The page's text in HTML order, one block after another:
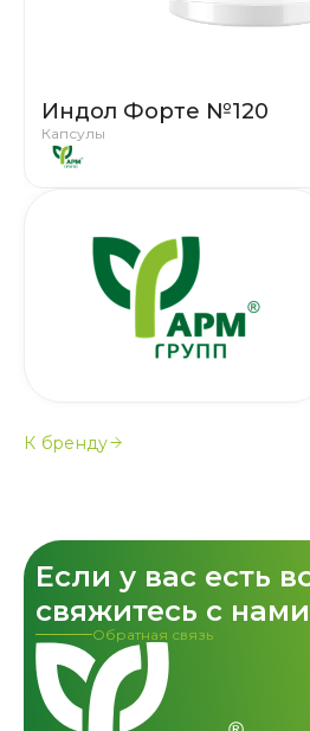
К бренду
Индол Форте №120
Капсулы
Если у вас есть
свяжитесь с
Обратная связь